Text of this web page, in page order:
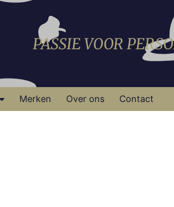
PASSIE VOOR
Merken Over ons Contact